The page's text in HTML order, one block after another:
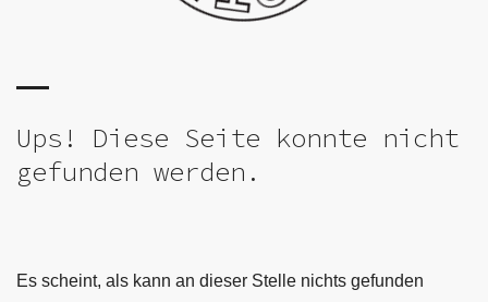
Ups! Diese Seite konnte nicht
gefunden werden.
Es scheint, als kann an dieser Stelle nichts gefunden